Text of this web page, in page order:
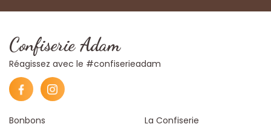
Confiserie Adam
Réagissez avec le #confiserieadam
Bonbons
La Confiserie